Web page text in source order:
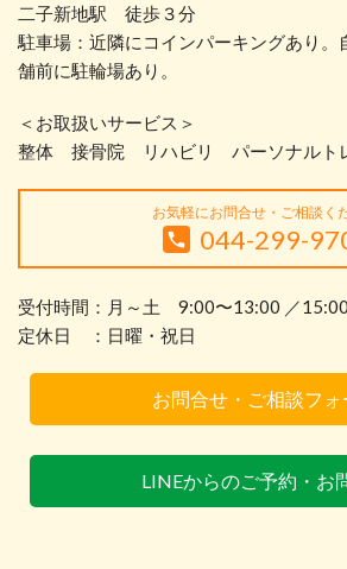
二子新地駅 徒歩３分
駐車場：近隣にコインパーキングあり。
舗前に駐輪場あり。
＜お取扱いサービス＞
整体 接骨院 リハビリ パーソナルト
お気軽にお問合せ・ご相談く
044-299-
受付時間：月～土 9:00〜13:00 ／
定休日 ：日曜・祝日
お問合せ・ご相談フォ
LINEからのご予約・お